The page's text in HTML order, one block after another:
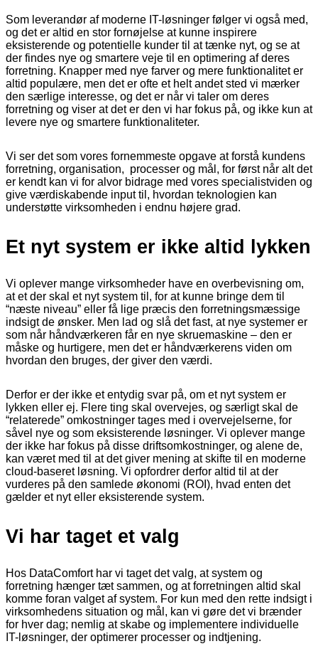
Som leverandør af moderne IT-løsninger følger vi også med,
og det er altid en stor fornøjelse at kunne inspirere
eksisterende og potentielle kunder til at tænke nyt, og se at
der findes nye og smartere veje til en optimering af deres
forretning. Knapper med nye farver og mere funktionalitet er
altid populære, men det er ofte et helt andet sted vi mærker
den særlige interesse, og det er når vi taler om deres
forretning og viser at det er den vi har fokus på, og ikke kun at
levere nye og smartere funktionaliteter.
Vi ser det som vores fornemmeste opgave at forstå kundens
forretning, organisation, processer og mål, for først når alt det
er kendt kan vi for alvor bidrage med vores specialistviden og
give værdiskabende input til, hvordan teknologien kan
understøtte virksomheden i endnu højere grad.
Et nyt system er ikke altid lykken
Vi oplever mange virksomheder have en overbevisning om,
at et der skal et nyt system til, for at kunne bringe dem til
“næste niveau” eller få lige præcis den forretningsmæssige
indsigt de ønsker. Men lad og slå det fast, at nye systemer er
som når håndværkeren får en nye skruemaskine – den er
måske og hurtigere, men det er håndværkerens viden om
hvordan den bruges, der giver den værdi.
Derfor er der ikke et entydig svar på, om et nyt system er
lykken eller ej. Flere ting skal overvejes, og særligt skal de
“relaterede” omkostninger tages med i overvejelserne, for
såvel nye og som eksisterende løsninger. Vi oplever mange
der ikke har fokus på disse driftsomkostninger, og alene de,
kan været med til at det giver mening at skifte til en moderne
cloud-baseret løsning. Vi opfordrer derfor altid til at der
vurderes på den samlede økonomi (ROI), hvad enten det
gælder et nyt eller eksisterende system.
Vi har taget et valg
Hos DataComfort har vi taget det valg, at system og
forretning hænger tæt sammen, og at forretningen altid skal
komme foran valget af system. For kun med den rette indsigt i
virksomhedens situation og mål, kan vi gøre det vi brænder
for hver dag; nemlig at skabe og implementere individuelle
IT-løsninger, der optimerer processer og indtjening.